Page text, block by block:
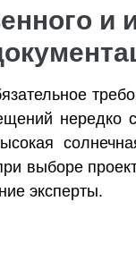
и
нередко
выборе
эксперты.